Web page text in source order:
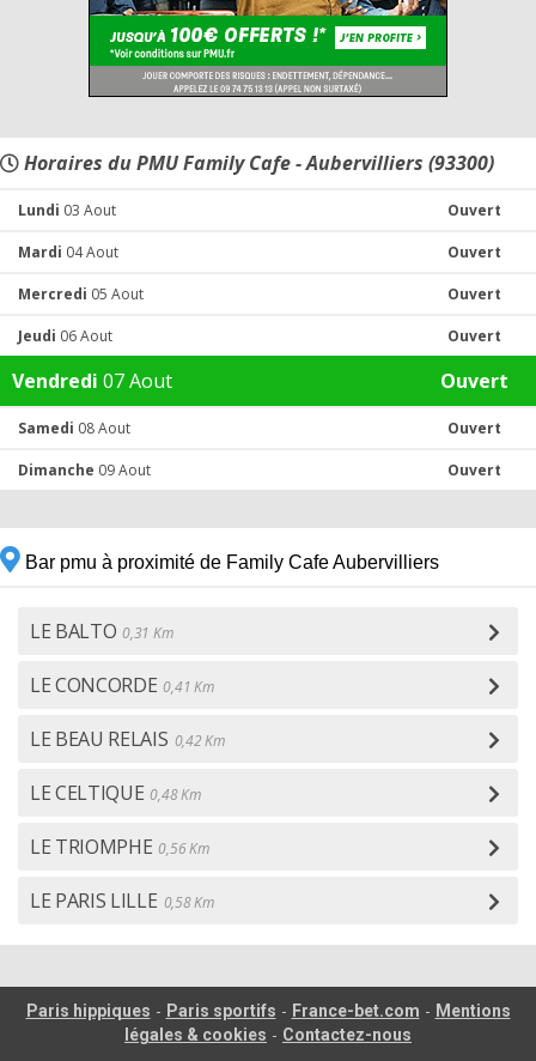
Horaires du PMU Family Cafe - Aubervilliers (93300)
Lundi 03 Aout Ouvert
Mardi 04 Aout Ouvert
Mercredi 05 Aout Ouvert
Jeudi 06 Aout Ouvert
Vendredi 07 Aout Ouvert
Samedi 08 Aout Ouvert
Dimanche 09 Aout Ouvert
Bar pmu à proximité de Family Cafe Aubervilliers
LE BALTO 0,31 Km
LE CONCORDE 0,41 Km
LE BEAU RELAIS 0,42 Km
LE CELTIQUE 0,48 Km
LE TRIOMPHE 0,56 Km
LE PARIS LILLE 0,58 Km
Paris hippiques - Paris sportifs - France-bet.com - Mentions
légales & cookies - Contactez-nous